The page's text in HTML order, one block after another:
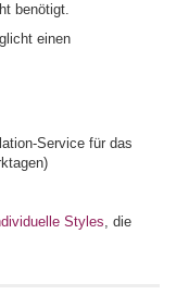
benötigt.
einen
Service für das
Styles, die